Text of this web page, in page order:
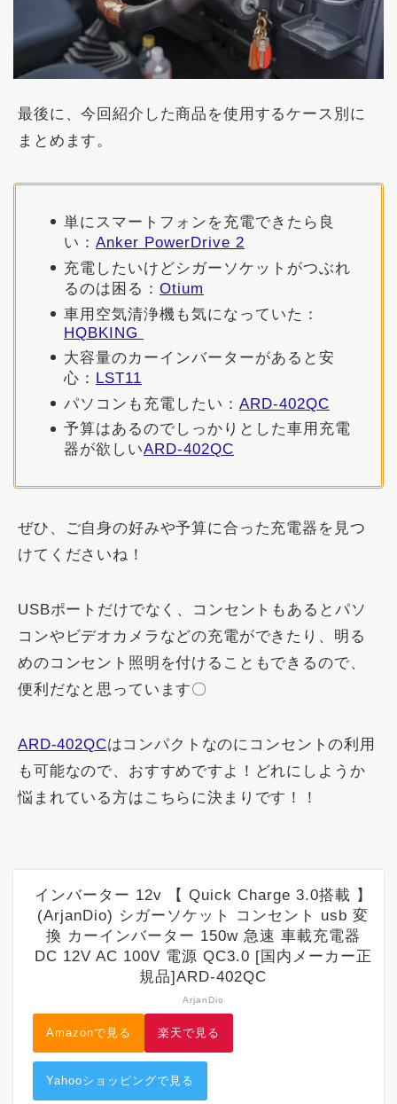
最後に、今回紹介した商品を使用するケース別に
まとめます。
単にスマートフォンを充電できたら良
い： Anker PowerDrive 2
充電したいけどシガーソケットがつぶれ
るのは困る： Otium
車用空気清浄機も気になっていた：
HQBKING
大容量のカーインバーターがあると安
心： LST11
パソコンも充電したい： ARD-402QC
予算はあるのでしっかりとした車用充電
器が欲しいARD-402QC
ぜひ、ご自身の好みや予算に合った充電器を見つ
けてくださいね！
USBポートだけでなく、コンセントもあるとパソ
コンやビデオカメラなどの充電ができたり、明る
めのコンセント照明を付けることもできるので、
便利だなと思っています〇
ARD-402QCはコンパクトなのにコンセントの利用
も可能なので、おすすめですよ！どれにしようか
悩まれている方はこちらに決まりです！！
インバーター 12v 【 Quick Charge 3.0搭載 】
(ArjanDio) シガーソケット コンセント usb 変
換 カーインバーター 150w 急速 車載充電器
DC 12V AC 100V 電源 QC3.0 [国内メーカー正
規品]ARD-402QC
ArjanDio
Amazonで見る 楽天で見る
Yahooショッピングで見る